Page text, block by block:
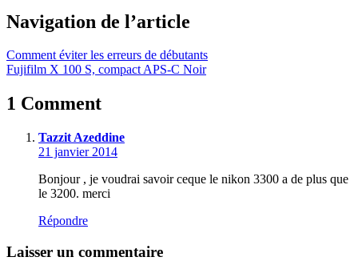
Navigation de l’article
Comment éviter les erreurs de débutants
Fujifilm X 100 S, compact APS-C Noir
1 Comment
Tazzit Azeddine
21 janvier 2014
Bonjour , je voudrai savoir ceque le nikon 3300 a de plus que
le 3200. merci
Répondre
Laisser un commentaire